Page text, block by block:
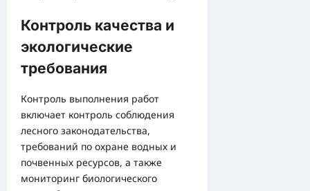
Контроль качества и
экологические
требования
Контроль выполнения работ
включает контроль соблюдения
лесного законодательства,
требований по охране водных и
почвенных ресурсов, а также
мониторинг биологического